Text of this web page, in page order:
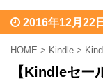
2016年12月22日
HOME > Kindle >
【Kindleセー